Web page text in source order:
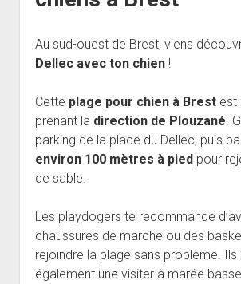
Au sud-ouest de Brest, viens
Dellec avec ton chien!
Cette plage pour chien à Brestest
prenant la direction de Plouzané .
parking de la place du Dellec, puis
environ 100 mètres à piedpour
de sable.
Les playdogers te recommande
chaussures de marche ou des
rejoindre la plage sans problème. Ils
également une visiter à marée